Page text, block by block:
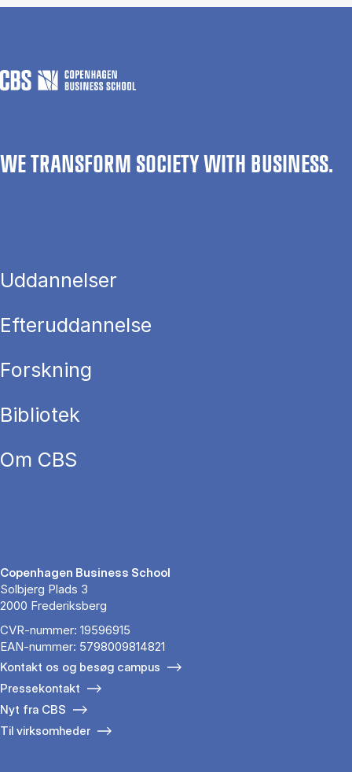
WE TRANSFORM SOCIETY WITH BUSINESS.
Uddannelser
Efteruddannelse
Forskning
Bibliotek
Om CBS
Copenhagen Business School
Solbjerg Plads 3
2000 Frederiksberg
CVR-nummer: 19596915
EAN-nummer: 5798009814821
Kontakt os og besøg campus
Pressekontakt
Nyt fra CBS
Til virksomheder